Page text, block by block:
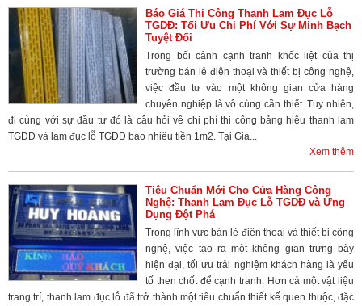
Báo Giá Thi Công Thanh Lam Đục Lỗ
TGDĐ: Tối Ưu Chi Phí Với Sự Minh Bạch
Tuyệt Đối
Trong bối cảnh cạnh tranh khốc liệt của thị
trường bán lẻ điện thoại và thiết bị công nghệ,
việc đầu tư vào một không gian cửa hàng
chuyên nghiệp là vô cùng cần thiết. Tuy nhiên,
đi cùng với sự đầu tư đó là câu hỏi về chi phí thi công bảng hiệu thanh lam
TGDĐ và lam đục lỗ TGDĐ bao nhiêu tiền 1m2. Tại Gia...
Xem thêm
Tiêu Chuẩn Mới Cho Cửa Hàng Công
Nghệ: Thanh Lam Đục Lỗ TGDĐ và Ứng
Dụng Đột Phá
Trong lĩnh vực bán lẻ điện thoại và thiết bị công
nghệ, việc tạo ra một không gian trưng bày
hiện đại, tối ưu trải nghiệm khách hàng là yếu
tố then chốt để cạnh tranh. Hơn cả một vật liệu
trang trí, thanh lam đục lỗ đã trở thành một tiêu chuẩn thiết kế quen thuộc, đặc